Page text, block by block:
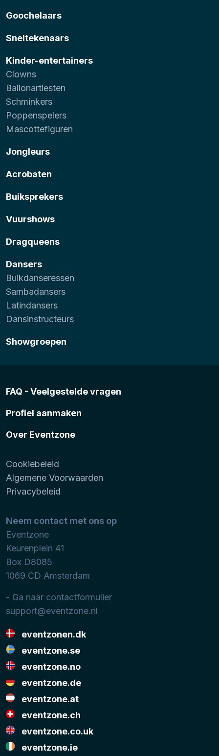
Goochelaars
Sneltekenaars
Kinder-entertainers
Clowns
Ballonartiesten
Schminkers
Poppenspelers
Mascottefiguren
Jongleurs
Acrobaten
Buiksprekers
Vuurshows
Dragqueens
Dansers
Buikdanseressen
Sambadansers
Latindansers
Dansinstructeurs
Showgroepen
FAQ - Veelgestelde vragen
Profiel aanmaken
Over Eventzone
Cookiebeleid
Algemene Voorwaarden
Privacybeleid
Neem contact met ons op
Eventzone
Keurenplein 41
Box D8085
1069 CD Amsterdam
- Ga naar contactformulier
support@eventzone.nl
eventzonen.dk
eventzone.se
eventzone.no
eventzone.de
eventzone.at
eventzone.ch
eventzone.co.uk
eventzone.ie